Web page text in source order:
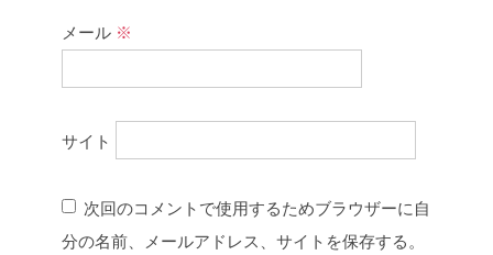
メール ※
サイト
次回のコメントで使用するためブラウザーに自
分の名前、メールアドレス、サイトを保存する。